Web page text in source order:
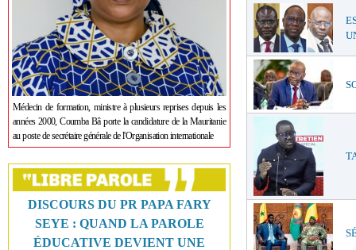
Médecin de formation, ministre à plusieurs reprises depuis les
années 2000, Coumba Bâ porte la candidature de la Mauritanie
au poste de secrétaire générale de l'Organisation internationale
DISCOURS DU PR PAPA FARY
SEYE : QUAND LA PAROLE
ÉDUCATIVE DEVIENT UNE